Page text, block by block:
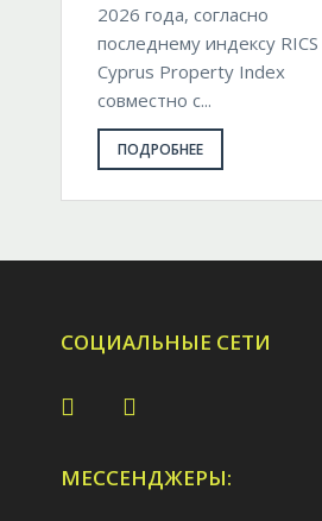
2026 года, согласно
последнему индексу RICS
Cyprus Property Index
совместно с...
ПОДРОБНЕЕ
СОЦИАЛЬНЫЕ СЕТИ
МЕССЕНДЖЕРЫ: